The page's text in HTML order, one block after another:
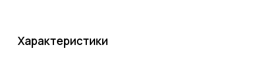
Доставка
Характеристики